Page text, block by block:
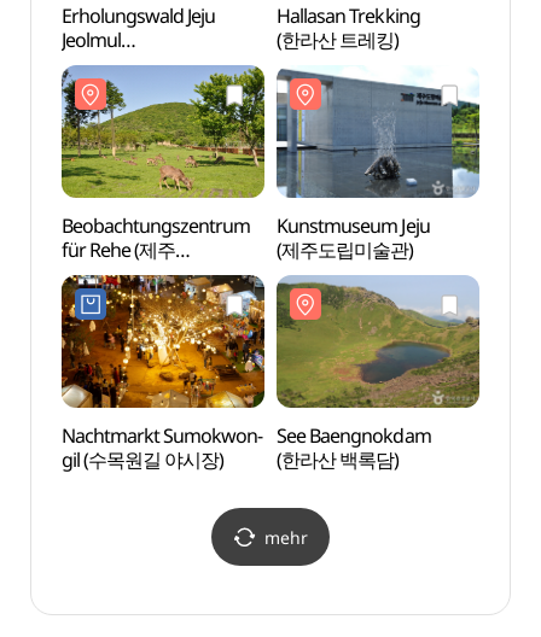
Erholungswald Jeju
Jeolmul
(제주절물자연휴양림)
Hallasan Trekking
(한라산 트레킹)
Beobachtungszentrum
für Rehe (제주
노루생태관찰원)
Kunstmuseum Jeju
(제주도립미술관)
Nachtmarkt Sumokwon-
gil (수목원길 야시장)
See Baengnokdam
(한라산 백록담)
mehr